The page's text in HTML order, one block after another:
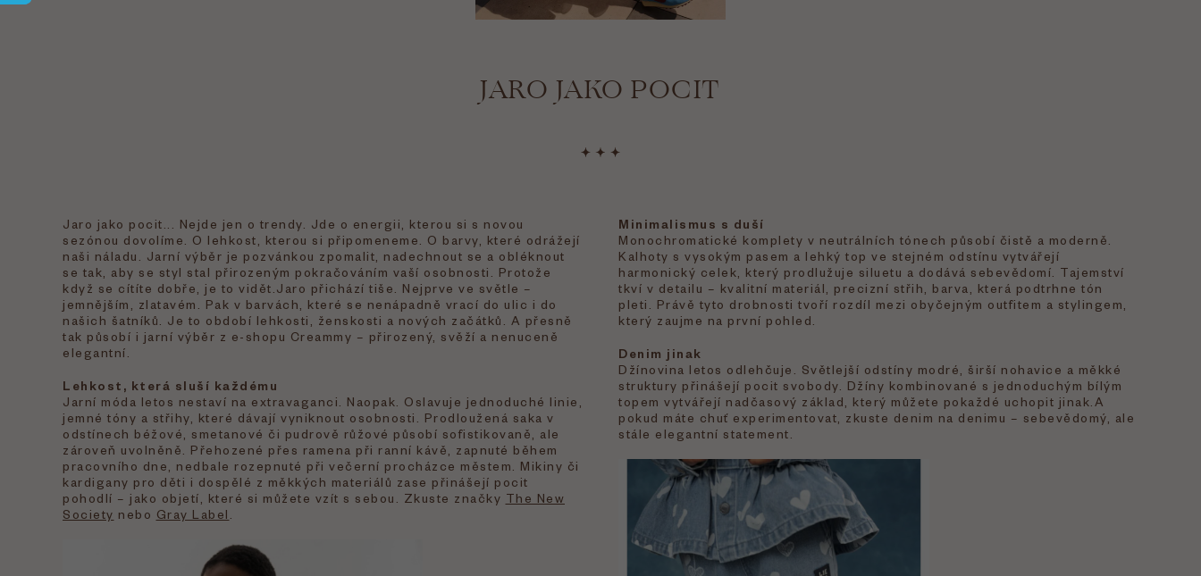
JARO JAKO POCIT
Jaro jako pocit... Nejde jen o trendy. Jde o energii, kterou si s novou
sezónou dovolíme. O lehkost, kterou si připomeneme. O barvy, které odrážejí
naši náladu. Jarní výběr je pozvánkou zpomalit, nadechnout se a obléknout
se tak, aby se styl stal přirozeným pokračováním vaší osobnosti. Protože
když se cítíte dobře, je to vidět.Jaro přichází tiše. Nejprve ve světle –
jemnějším, zlatavém. Pak v barvách, které se nenápadně vrací do ulic i do
našich šatníků. Je to období lehkosti, ženskosti a nových začátků. A přesně
tak působí i jarní výběr z e-shopu Creammy – přirozený, svěží a nenuceně
elegantní.
Lehkost, která sluší každému
Jarní móda letos nestaví na extravaganci. Naopak. Oslavuje jednoduché linie,
jemné tóny a střihy, které dávají vyniknout osobnosti. Prodloužená saka v
odstínech béžové, smetanové či pudrově růžové působí sofistikovaně, ale
zároveň uvolněně. Přehozené přes ramena při ranní kávě, zapnuté během
pracovního dne, nedbale rozepnuté při večerní procházce městem. Mikiny či
kardigany pro děti i dospělé z měkkých materiálů zase přinášejí pocit
pohodlí – jako objetí, které si můžete vzít s sebou. Zkuste značky The New
Society nebo Gray Label
Minimalismus s duší
Monochromatické komplety v neutrálních tónech působí čistě a moderně.
Kalhoty s vysokým pasem a lehký top ve stejném odstínu vytvářejí
harmonický celek, který prodlužuje siluetu a dodává sebevědomí. Tajemství
tkví v detailu – kvalitní materiál, precizní střih, barva, která podtrhne tón
pleti. Právě tyto drobnosti tvoří rozdíl mezi obyčejným outfitem a stylingem,
který zaujme na první pohled.
Denim jinak
Džínovina letos odlehčuje. Světlejší odstíny modré, širší nohavice a měkké
struktury přinášejí pocit svobody. Džíny kombinované s jednoduchým bílým
topem vytvářejí nadčasový základ, který můžete pokaždé uchopit jinak.A
pokud máte chuť experimentovat, zkuste denim na denimu – sebevědomý, ale
stále elegantní statement.